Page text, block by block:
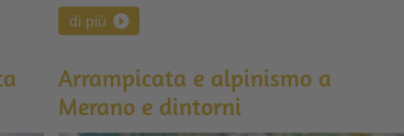
di più
Arrampicata e alpinismo a
Merano e dintorni